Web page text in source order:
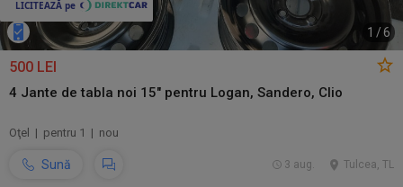
1 /6
500 LEI
4 Jante de tabla noi 15" pentru Logan, Sandero, Clio
Oţel | pentru 1 | nou
Sună Tulcea, TL
3 aug.